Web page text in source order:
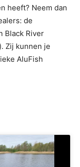
heeft? Neem dan
de
Black River
Zij kunnen je
AluFish